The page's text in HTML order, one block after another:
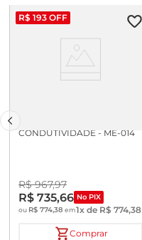
R$ 193 OFF
CONDUTIVIDADE - ME-014
R$ 967,97
R$ 735,66 No PIX
ou R$ 774,38 em1x de R$ 774,38
Comprar